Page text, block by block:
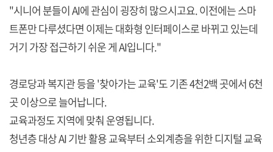
"시니어 분들이 AI에 관심이 굉장히 많으시고요. 이전에는 스마
트폰만 다루셨다면 이제는 대화형 인터페이스로 바뀌고 있는데
거기 가장 접근하기 쉬운 게 AI입니다."
경로당과 복지관 등을 '찾아가는 교육'도 기존 4천2백 곳에서 6천
곳 이상으로 늘어납니다.
교육과정도 지역에 맞춰 운영됩니다.
청년층 대상 AI 기반 활용 교육부터 소외계층을 위한 디지털 교육